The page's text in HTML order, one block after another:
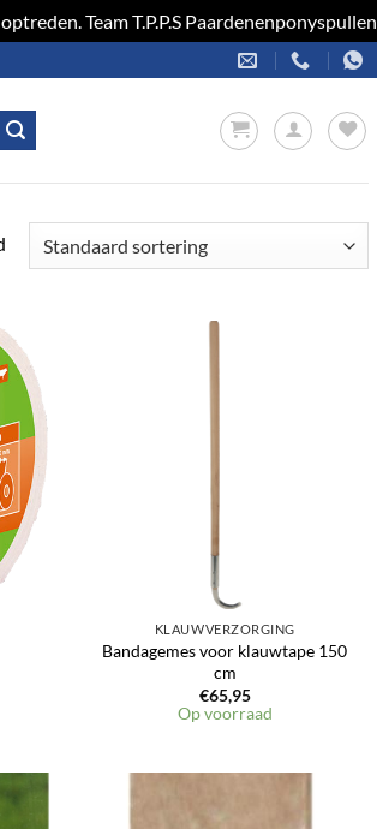
Team T.P.P.S Paardenenponyspullen
KLAUWVERZORGING
Bandagemes voor klauwtape 150
cm
€65,95
Op voorraad